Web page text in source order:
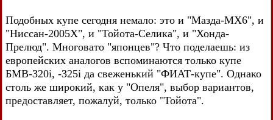
Подобных купе сегодня немало: это и "Мазда-МХ6", и
"Ниссан-2005Х", и "Тойота-Селика", и "Хонда-
Прелюд". Многовато "японцев"? Что поделаешь: из
европейских аналогов вспоминаются только купе
БМВ-320i, -325i да свеженький "ФИАТ-купе". Однако
столь же широкий, как у "Опеля", выбор вариантов,
предоставляет, пожалуй, только "Тойота".